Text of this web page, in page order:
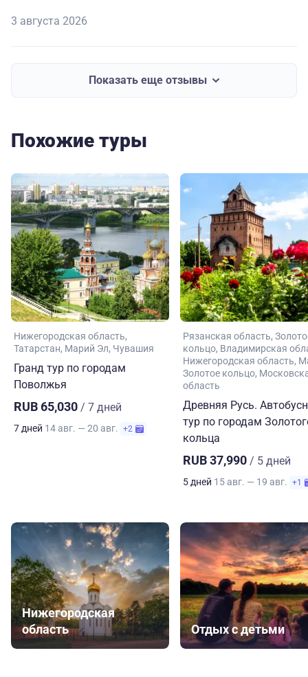
3 августа 2026
Показать еще отзывы
Похожие туры
Нижегородская область
Татарстан Марий Эл Чувашия
Гранд тур по городам
Поволжья
RUB 65,030 / 7 дней
7 дней 14 авг. — 20 авг. +2
Рязанская область
кольцо Владимирская
Нижегородская область
Золотое кольцо
область
Древняя Русь.
тур по городам
кольца
RUB 37,990 / 5 дней
5 дней 15 авг. — 19 авг. +1
Нижегородская
область
Отдых с детьми